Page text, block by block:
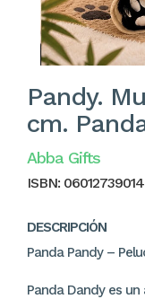
Pandy.
cm.
Abba Gifts
ISBN:
DESCRIPCIÓN
Panda Pandy –
Panda Dandy es